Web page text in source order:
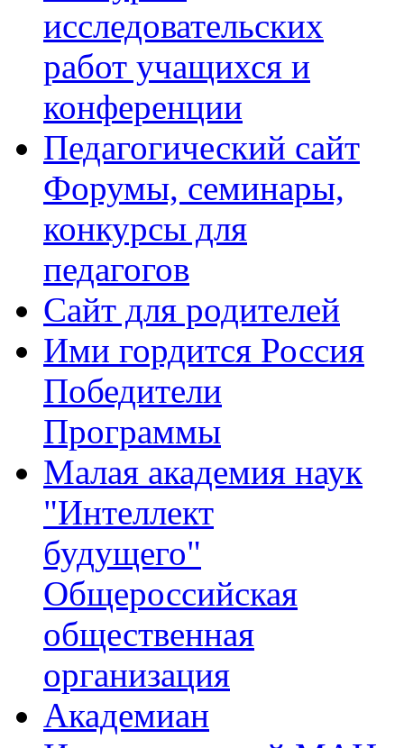
исследовательских
работ учащихся и
конференции
Педагогический сайт
Форумы, семинары,
конкурсы для
педагогов
Сайт для родителей
Ими гордится Россия
Победители
Программы
Малая академия наук
"Интеллект
будущего"
Общероссийская
общественная
организация
Академиан